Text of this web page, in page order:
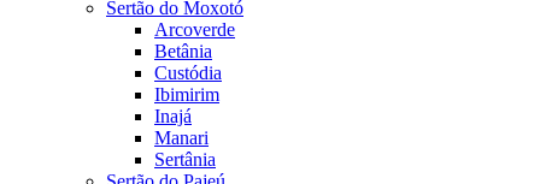
Sertão do Moxotó
Arcoverde
Betânia
Custódia
Ibimirim
Inajá
Manari
Sertânia